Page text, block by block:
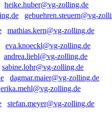
heike.huber@vg-zolling.de
gebuehren.steuern@vg-
mathias.kern@vg-zolling.de
eva.knoeckl@vg-zolling.de
andrea.liebl@vg-zolling.de
sabine.lohr@vg-zolling.de
dagmar.maier@vg-zolling.de
erika.mehl@vg-zolling.de
stefan.meyer@vg-zolling.de